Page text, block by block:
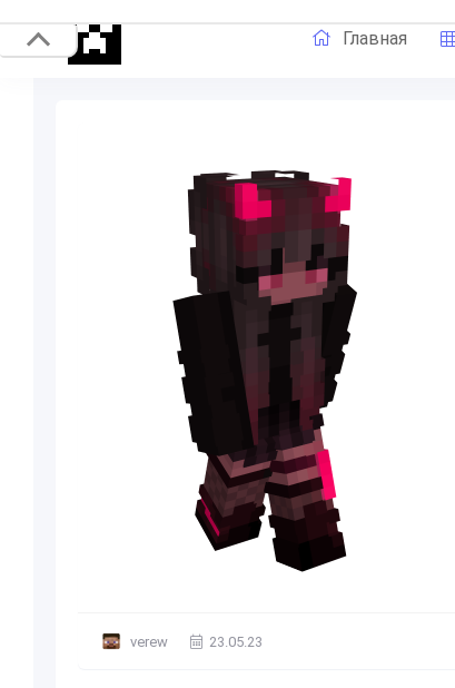
Главная
verew 23.05.23